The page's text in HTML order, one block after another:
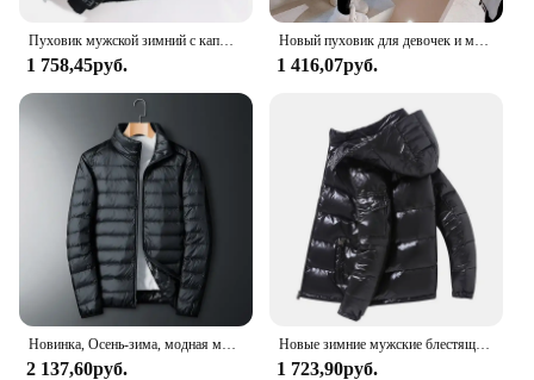
1 758,45руб.
Новый пуховик для девочек и мальчиков, зимние пальто, детская одежда, ветровка с капюшоном, пальто для детей 2-7 лет, хлопковая теплая верхняя одежда
1 416,07руб.
2 137,60руб.
Новые зимние мужские блестящие пуховики с капюшоном, повседневные белые пальто на утином пуху, высококачественные мужские уличные ветрозащитные теплые куртки, размер 4X
1 723,90руб.